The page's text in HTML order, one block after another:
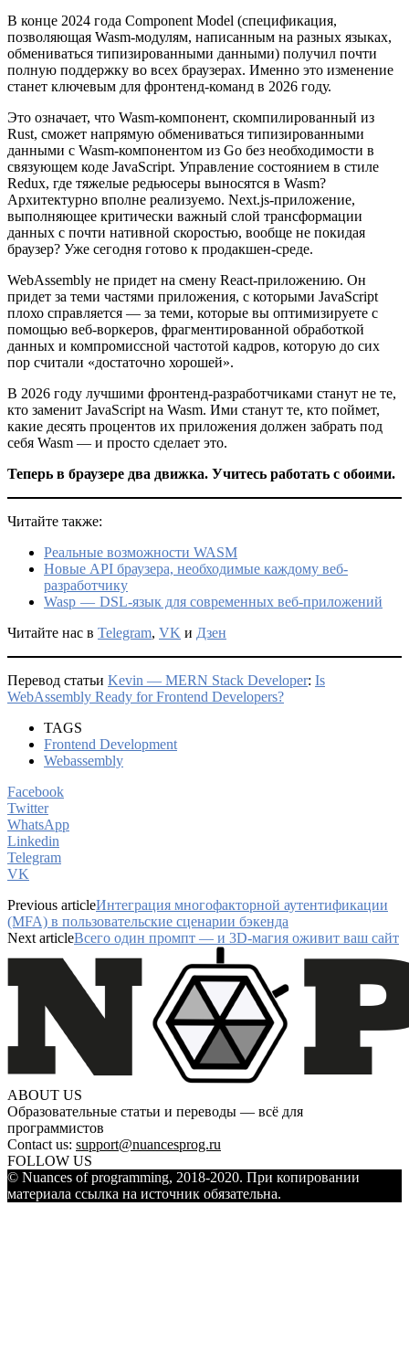
В конце 2024 года Component Model (спецификация,
позволяющая Wasm-модулям, написанным на разных языках,
обмениваться типизированными данными) получил почти
полную поддержку во всех браузерах. Именно это изменение
станет ключевым для фронтенд-команд в 2026 году.
Это означает, что Wasm-компонент, скомпилированный из
Rust, сможет напрямую обмениваться типизированными
данными с Wasm-компонентом из Go без необходимости в
связующем коде JavaScript. Управление состоянием в стиле
Redux, где тяжелые редьюсеры выносятся в Wasm?
Архитектурно вполне реализуемо. Next.js-приложение,
выполняющее критически важный слой трансформации
данных с почти нативной скоростью, вообще не покидая
браузер? Уже сегодня готово к продакшен-среде.
WebAssembly не придет на смену React-приложению. Он
придет за теми частями приложения, с которыми JavaScript
плохо справляется — за теми, которые вы оптимизируете с
помощью веб-воркеров, фрагментированной обработкой
данных и компромиссной частотой кадров, которую до сих
пор считали «достаточно хорошей».
В 2026 году лучшими фронтенд-разработчиками станут не те,
кто заменит JavaScript на Wasm. Ими станут те, кто поймет,
какие десять процентов их приложения должен забрать под
себя Wasm — и просто сделает это.
Теперь в браузере два движка. Учитесь работать с обоими.
Читайте также:
Реальные возможности WASM
Новые API браузера, необходимые каждому веб-
разработчику
Wasp — DSL-язык для современных веб-приложений
Читайте нас в Telegram, VK и Дзен
Перевод статьи Kevin — MERN Stack Developer: Is
WebAssembly Ready for Frontend Developers?
TAGS
Frontend Development
Webassembly
Facebook
Twitter
WhatsApp
Linkedin
Telegram
VK
Previous articleИнтеграция многофакторной аутентификации
(MFA) в пользовательские сценарии бэкенда
Next articleВсего один промпт — и 3D-магия оживит ваш сайт
ABOUT US
Образовательные статьи и переводы — всё для
программистов
Contact us: support@nuancesprog.ru
FOLLOW US
© Nuances of programming, 2018-2020. При копировании
материала ссылка на источник обязательна.